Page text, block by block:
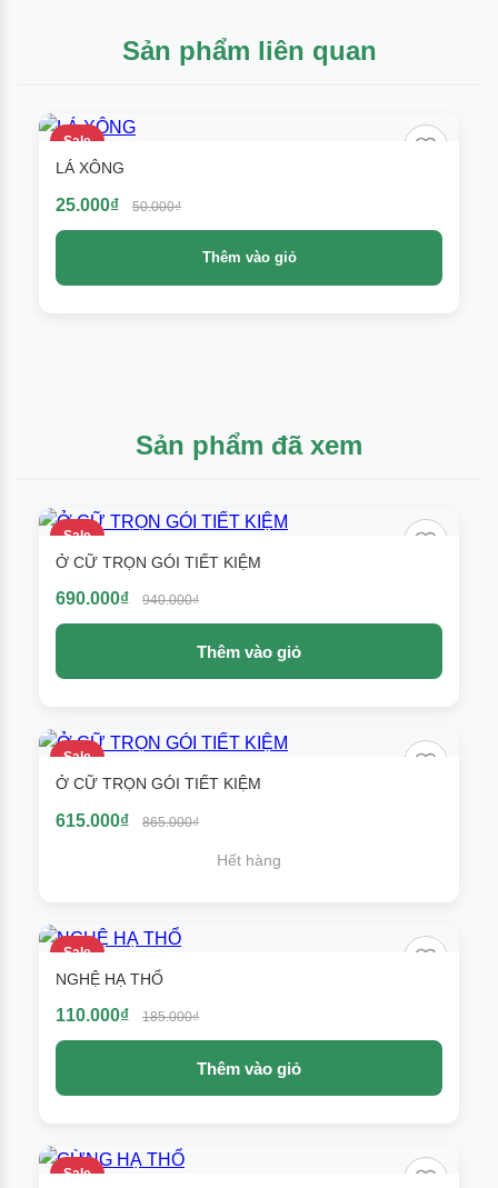
Sản phẩm liên quan
Sale
LÁ XÔNG
25.000₫ 50.000₫
Thêm vào giỏ
Sản phẩm đã xem
Sale
Ở CỮ TRỌN GÓI TIẾT KIỆM
690.000₫ 940.000₫
Thêm vào giỏ
Sale
Ở CỮ TRỌN GÓI TIẾT KIỆM
615.000₫ 865.000₫
Hết hàng
Sale
NGHỆ HẠ THỔ
110.000₫ 185.000₫
Thêm vào giỏ
Sale